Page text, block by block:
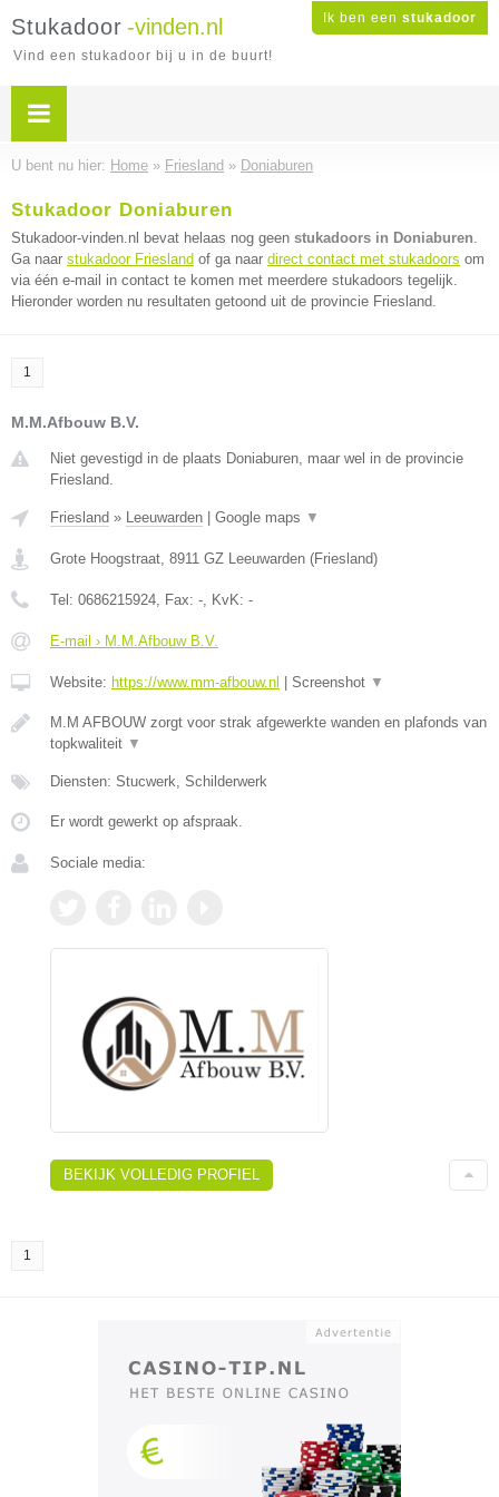
Ik ben een stukadoor
Stukadoor -vinden.nl
Vind een stukadoor bij u in de buurt!
U bent nu hier: Home » Friesland » Doniaburen
Stukadoor Doniaburen
Stukadoor-vinden.nl bevat helaas nog geen stukadoors in Doniaburen.
Ga naar stukadoor Friesland of ga naar direct contact met stukadoors om
via één e-mail in contact te komen met meerdere stukadoors tegelijk.
Hieronder worden nu resultaten getoond uit de provincie Friesland.
1
M.M.Afbouw B.V.
Niet gevestigd in de plaats Doniaburen, maar wel in de provincie
Friesland.
Friesland » Leeuwarden Google maps ▼
Grote Hoogstraat, 8911 GZ Leeuwarden (Friesland)
Tel: 0686215924, Fax: -, KvK: -
E-mail › M.M.Afbouw B.V.
Website: https://www.mm-afbouw.nl Screenshot ▼
M.M AFBOUW zorgt voor strak afgewerkte wanden en plafonds van
topkwaliteit ▼
Diensten: Stucwerk, Schilderwerk
Er wordt gewerkt op afspraak.
Sociale media:
BEKIJK VOLLEDIG PROFIEL
1